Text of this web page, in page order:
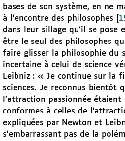
bases de son système, en ne
à l’encontre des philosophes
dans leur sillage qu’il se pose
être le seul des philosophes
faire glisser la philosophie du
incertaine à celui de science
Leibniz : « Je continue sur la
sciences. Je reconnus bientôt
l’attraction passionnée
conformes à celles de
expliquées par Newton et
s’embarrassant pas de la